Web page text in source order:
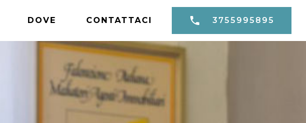
DOVE CONTATTACI 3755995895